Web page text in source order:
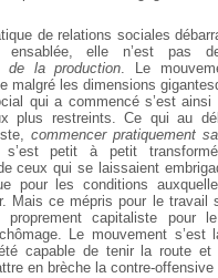
de relations sociales
ensablée, elle n’est pas
de la production. Le
malgré les dimensions
qui a commencé s’est
plus restreints. Ce qui au
commencer pratiquement
petit à petit
ceux qui se laissaient
pour les conditions
Mais ce mépris pour le travail
capitaliste pour
Le mouvement s’est
capable de tenir la route et
en brèche la contre-offensive